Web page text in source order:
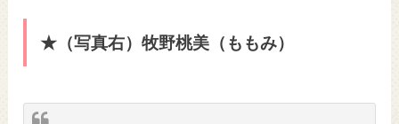
★（写真右）牧野桃美 （ももみ）